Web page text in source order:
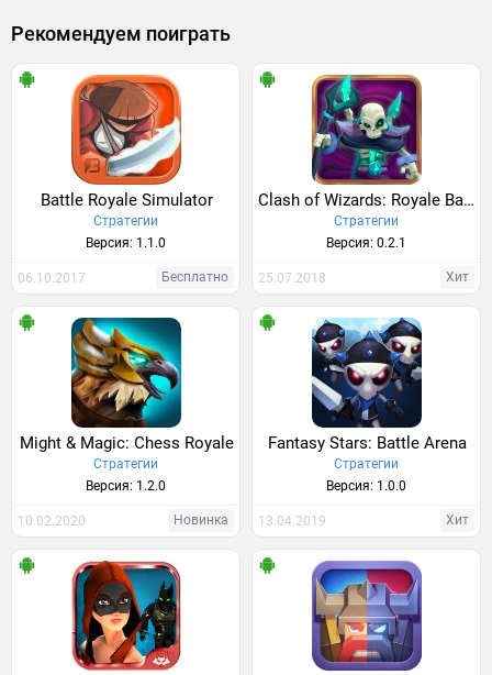
Рекомендуем поиграть
Battle Royale Simulator
Стратегии
Версия: 1.1.0
06.10.2017 Бесплатно
Clash of Wizards: Royale Battle
Стратегии
Версия: 0.2.1
25.07.2018 Хит
Might & Magic: Chess Royale
Стратегии
Версия: 1.2.0
10.02.2020 Новинка
Fantasy Stars: Battle Arena
Стратегии
Версия: 1.0.0
13.04.2019 Хит